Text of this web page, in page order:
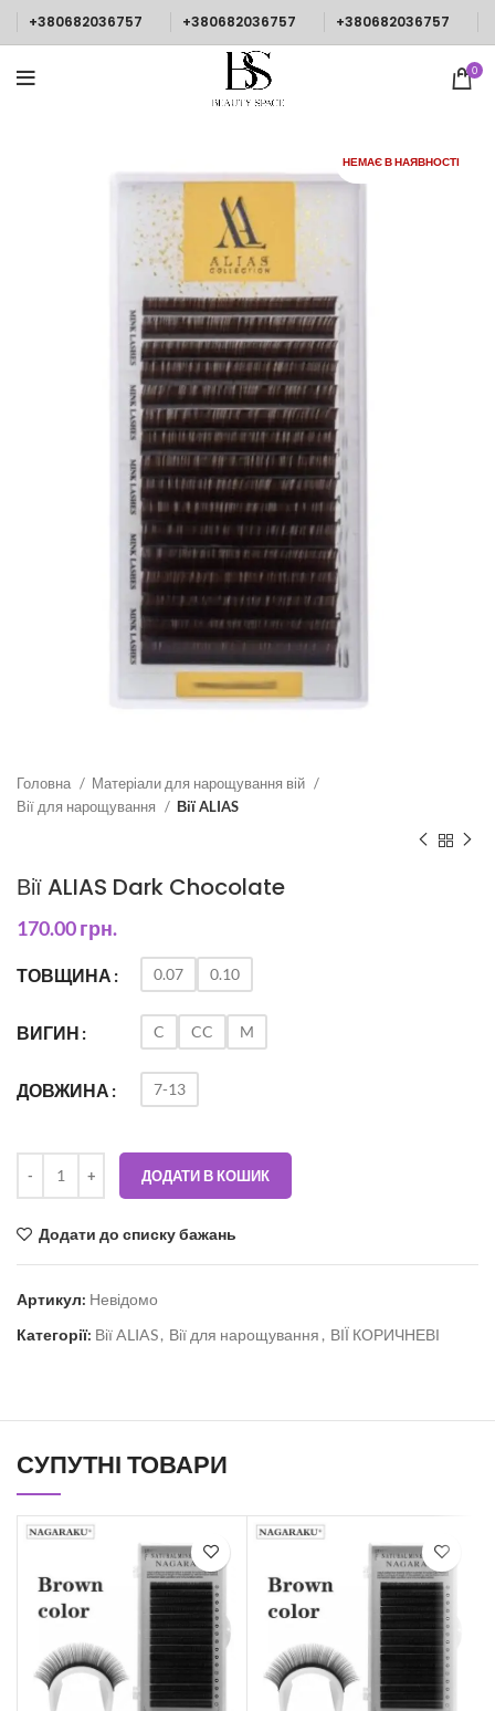
+380682036757 +380682036757 +380682036757
0
НЕМАЄ В НАЯВНОСТІ
Головна
Матеріали для нарощування вій
Вії для нарощування
Вії ALIAS
Вії ALIAS Dark Chocolate
170.00грн.
ТОВЩИНА 0.07 0.10
ВИГИН C CC M
ДОВЖИНА 7-13
ДОДАТИ В КОШИК
Додати до списку бажань
Артикул: Невідомо
Категорії: Вії ALIAS, Вії для нарощування , ВІЇ КОРИЧНЕВІ
СУПУТНІ ТОВАРИ